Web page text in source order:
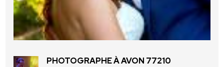
PHOTOGRAPHE À AVON 77210